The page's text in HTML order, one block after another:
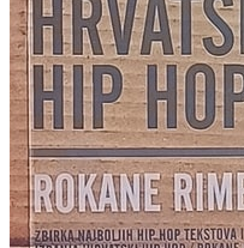
OD KNJIŽEVNOST
DO RELIGIJA
LIKOVNA
POVIJEST